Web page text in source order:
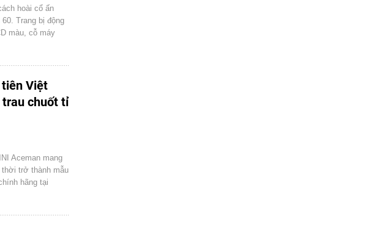
hoài cổ ấn
Trang bị động
màu, cỗ máy
Việt
trau chuốt tỉ
Aceman mang
trở thành mẫu
hãng tại